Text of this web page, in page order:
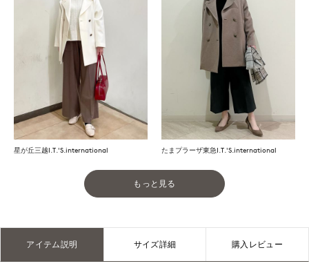
星が丘三越I.T.'S.international たまプラーザ東急I.T.'S.international
もっと見る
アイテム説明 サイズ詳細 購入レビュー